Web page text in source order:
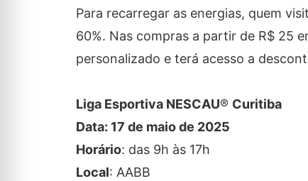
Para recarregar as energias, quem
60%. Nas compras a partir de R$ 25
personalizado e terá acesso a
Liga Esportiva NESCAU® Curitiba
Data: 17 de maio de 2025
Horário: das 9h às 17h
Local: AABB